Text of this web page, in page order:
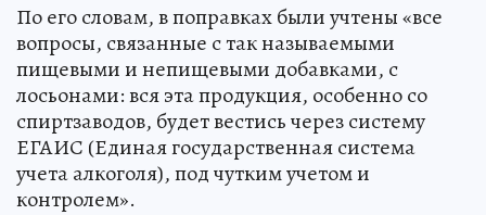
По его словам, в поправках были учтены «все
вопросы, связанные с так называемыми
пищевыми и непищевыми добавками, с
лосьонами: вся эта продукция, особенно со
спиртзаводов, будет вестись через систему
ЕГАИС (Единая государственная система
учета алкоголя), под чутким учетом и
контролем».